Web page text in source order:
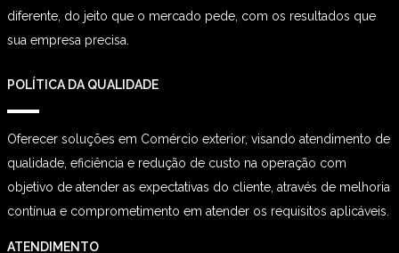
diferente, do jeito que o mercado pede, com os resultados que
sua empresa precisa.
POLÍTICA DA QUALIDADE
Oferecer soluções em Comércio exterior, visando atendimento de
qualidade, eficiência e redução de custo na operação com
objetivo de atender as expectativas do cliente, através de melhoria
contínua e comprometimento em atender os requisitos aplicáveis.
ATENDIMENTO